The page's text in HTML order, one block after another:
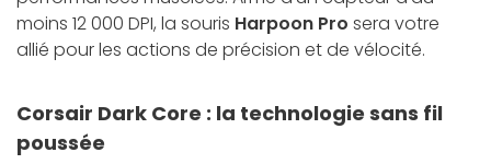
moins 12 000 DPI, la souris Harpoon Pro sera votre
allié pour les actions de précision et de vélocité.
Corsair Dark Core : la technologie sans fil
poussée